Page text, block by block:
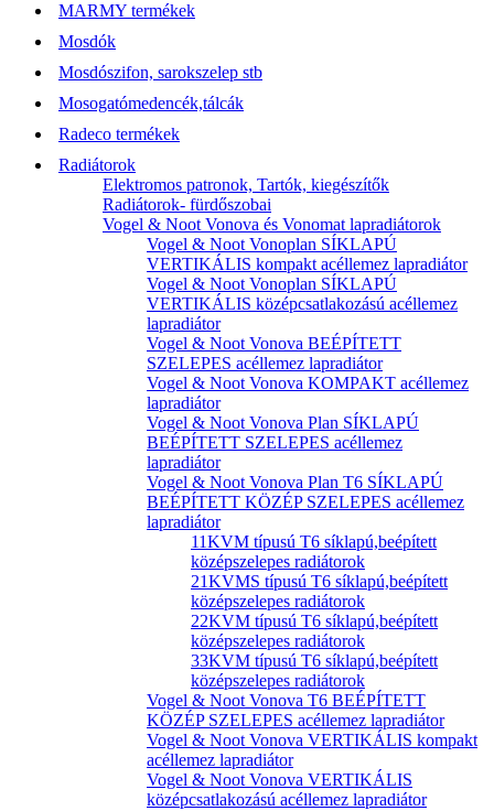
MARMY termékek
Mosdók
Mosdószifon, sarokszelep stb
Mosogatómedencék,tálcák
Radeco termékek
Radiátorok
Elektromos patronok, Tartók, kiegészítők
Radiátorok- fürdőszobai
Vogel & Noot Vonova és Vonomat lapradiátorok
Vogel & Noot Vonoplan SÍKLAPÚ
VERTIKÁLIS kompakt acéllemez lapradiátor
Vogel & Noot Vonoplan SÍKLAPÚ
VERTIKÁLIS középcsatlakozású acéllemez
lapradiátor
Vogel & Noot Vonova BEÉPÍTETT
SZELEPES acéllemez lapradiátor
Vogel & Noot Vonova KOMPAKT acéllemez
lapradiátor
Vogel & Noot Vonova Plan SÍKLAPÚ
BEÉPÍTETT SZELEPES acéllemez
lapradiátor
Vogel & Noot Vonova Plan T6 SÍKLAPÚ
BEÉPÍTETT KÖZÉP SZELEPES acéllemez
lapradiátor
11KVM típusú T6 síklapú,beépített
középszelepes radiátorok
21KVMS típusú T6 síklapú,beépített
középszelepes radiátorok
22KVM típusú T6 síklapú,beépített
középszelepes radiátorok
33KVM típusú T6 síklapú,beépített
középszelepes radiátorok
Vogel & Noot Vonova T6 BEÉPÍTETT
KÖZÉP SZELEPES acéllemez lapradiátor
Vogel & Noot Vonova VERTIKÁLIS kompakt
acéllemez lapradiátor
Vogel & Noot Vonova VERTIKÁLIS
középcsatlakozású acéllemez lapradiátor